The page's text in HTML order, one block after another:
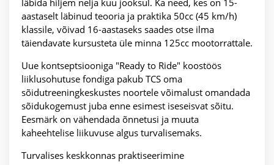
läbida hiljem nelja kuu jooksul. Ka need, kes on 15-
aastaselt läbinud teooria ja praktika 50cc (45 km/h)
klassile, võivad 16-aastaseks saades otse ilma
täiendavate kursusteta üle minna 125cc mootorrattale.
Uue kontseptsiooniga "Ready to Ride" koostöös
liiklusohutuse fondiga pakub TCS oma
sõidutreeningkeskustes noortele võimalust omandada
sõidukogemust juba enne esimest iseseisvat sõitu.
Eesmärk on vähendada õnnetusi ja muuta
kaheehtelise liikuvuse algus turvalisemaks.
Turvalises keskkonnas praktiseerimine